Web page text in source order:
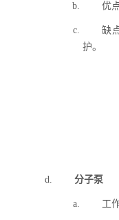
优
缺
护。
分子泵
工